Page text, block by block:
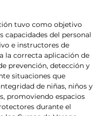
tuvo como objetivo
capacidades del personal
e instructores de
la correcta aplicación de
prevención, detección y
situaciones que
de niñas, niños y
promoviendo espacios
durante el